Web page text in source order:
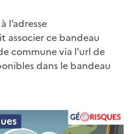
l’adresse
associer ce bandeau
commune via l'url de
dans le bandeau